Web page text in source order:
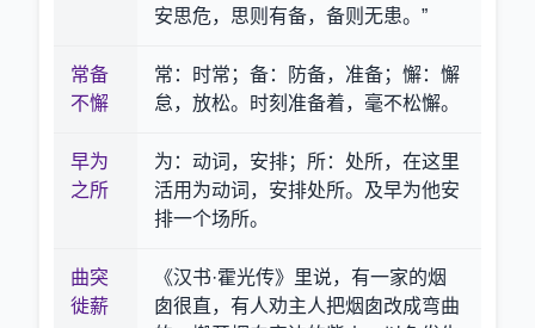
安思危，思则有备，备则无患。”
常备
不懈
常：时常；备：防备，准备；懈：懈
怠，放松。时刻准备着，毫不松懈。
早为
之所
为：动词，安排；所：处所，在这里
活用为动词，安排处所。及早为他安
排一个场所。
曲突
徙薪
《汉书·霍光传》里说，有一家的烟
囱很直，有人劝主人把烟囱改成弯曲